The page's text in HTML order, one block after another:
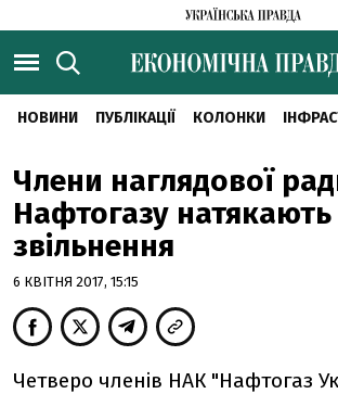
НОВИНИ ПУБЛІКАЦІЇ КОЛОНКИ
Члени наглядової
Нафтогазу
звільнення
6 КВІТНЯ 2017, 15:15
Четверо членів НАК "Нафтогаз